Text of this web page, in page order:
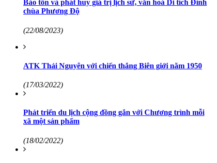
Bảo tồn và phát huy giá trị lịch sử, văn hoá Di tích Đình
chùa Phương Độ
(22/08/2023)
ATK Thái Nguyên với chiến thắng Biên giới năm 1950
(17/03/2022)
Phát triển du lịch cộng đồng gắn với Chương trình mỗi
xã một sản phẩm
(18/02/2022)